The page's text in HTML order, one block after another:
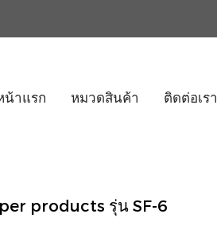
น้าแรก หมวดสินค้า ติดต่อเรา
products รุ่น SF-6